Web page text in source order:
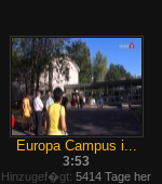
Europa Campus i...
3:53
Hinzugef�gt: 5414 Tage her